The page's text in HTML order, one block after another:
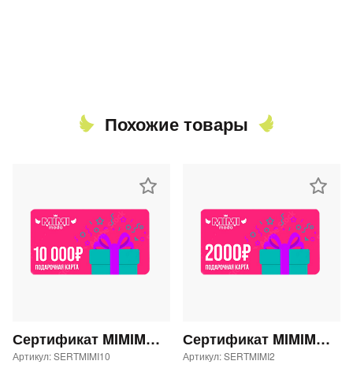
Похожие товары
Сертификат MIMIMODA 10000 р.
Артикул: SERTMIMI10
Сертификат MIMIMODA 2000 р.
Артикул: SERTMIMI2